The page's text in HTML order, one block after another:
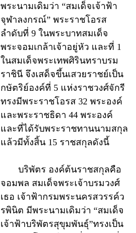
พระนามเดิมว่า “สมเด็จเจ้าฟ้า
จุฬาลงกรณ์” พระราชโอรส
ลำดับที่ 9 ในพระบาทสมเด็จ
พระจอมเกล้าเจ้าอยู่หัว และที่ 1
ในสมเด็จพระเทพศิรินทราบรม
ราชินี จึงเสด็จขึ้นเสวยราชย์เป็น
กษัตริย์องค์ที่ 5 แห่งราชวงศ์จักรี
ทรงมีพระราชโอรส 32 พระองค์
และพระราชธิดา 44 พระองค์
และที่ได้รับพระราชทานนามสกุล
แล้วมีทั้งสิ้น 15 ราชสกุลดังนี้
บริพัตร องค์ต้นราชสกุลคือ
จอมพล สมเด็จพระเจ้าบรมวงศ์
เธอ เจ้าฟ้ากรมพระนครสวรรค์ว
รพินิต มีพระนามเดิมว่า “สมเด็จ
เจ้าฟ้าบริพัตรสุขุมพันธุ์”ทรงเป็น